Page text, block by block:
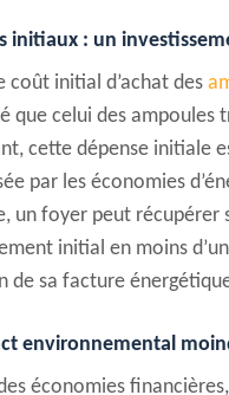
initiaux : un
coût initial d’achat des
que celui des ampoules
cette dépense initiale
par les économies
un foyer peut récupérer
initial en moins
de sa facture
environnemental
économies